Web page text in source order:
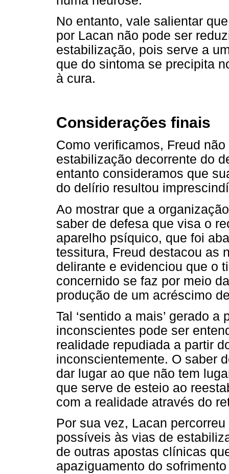
No entanto, vale salientar
por Lacan não pode ser
estabilização, pois serve a
que do sintoma se precipita
à cura.
Considerações finais
Como verificamos, Freud
estabilização decorrente do
entanto consideramos que
do delírio resultou
Ao mostrar que a
saber de defesa que visa o
aparelho psíquico, que foi
tessitura, Freud destacou as
delirante e evidenciou que o
concernido se faz por meio
produção de um acréscimo
Tal ‘sentido a mais’ gerado
inconscientes pode ser
realidade repudiada a partir
inconscientemente. O saber
dar lugar ao que não tem
que serve de esteio ao
com a realidade através do
Por sua vez, Lacan
possíveis às vias de
de outras apostas clínicas
apaziguamento do